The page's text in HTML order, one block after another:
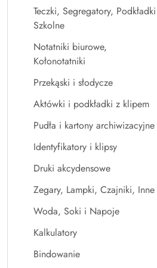
Teczki, Segregatory, Podkładki
Szkolne
Notatniki biurowe,
Kołonotatniki
Przekąski i słodycze
Aktówki i podkładki z klipem
Pudła i kartony archiwizacyjne
Identyfikatory i klipsy
Druki akcydensowe
Zegary, Lampki, Czajniki, Inne
Woda, Soki i Napoje
Kalkulatory
Bindowanie